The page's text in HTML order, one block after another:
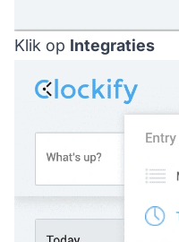
Klik op Integraties